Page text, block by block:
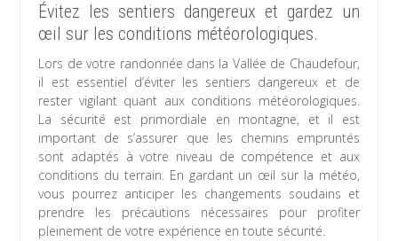
Évitez les sentiers dangereux et gardez un
œil sur les conditions météorologiques.
Lors de votre randonnée dans la Vallée de Chaudefour,
il est essentiel d’éviter les sentiers dangereux et de
rester vigilant quant aux conditions météorologiques.
La sécurité est primordiale en montagne, et il est
important de s’assurer que les chemins empruntés
sont adaptés à votre niveau de compétence et aux
conditions du terrain. En gardant un œil sur la météo,
vous pourrez anticiper les changements soudains et
prendre les précautions nécessaires pour profiter
pleinement de votre expérience en toute sécurité.